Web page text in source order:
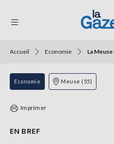
THÉMATIQUES
RÉGIONS
Accueil Economie La
Economie Meuse (55)
Imprimer
EN BREF